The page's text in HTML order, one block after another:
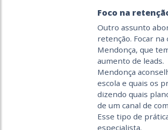
Foco na
Outro assunto
retenção. Focar
Mendonça, que
aumento de leads.
Mendonça
escola e quais os
dizendo quais
de um canal de
Esse tipo de
especialista.